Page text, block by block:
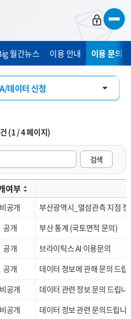
월간뉴스 이용 안내 이용 문의
데이터 신청
개선 요청
건(1/4페이지)
검색
여부
비공개
부산광역시_열섬관측 지점
공개
부산 통계 (국토면적 문의)
공개
브라이틱스 AI 이용문의
공개
데이터 정보에 관해 문의 드립
비공개
데이터 관련 정보 문의 드립니
비공개
데이터 정보 관련 문의드립니